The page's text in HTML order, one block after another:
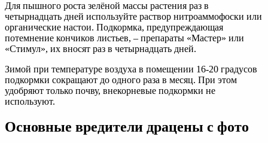
Для пышного роста зелёной массы растения раз в
четырнадцать дней используйте раствор нитроаммофоски или
органические настои. Подкормка, предупреждающая
потемнение кончиков листьев, – препараты «Мастер» или
«Стимул», их вносят раз в четырнадцать дней.
Зимой при температуре воздуха в помещении 16-20 градусов
подкормки сокращают до одного раза в месяц. При этом
удобряют только почву, внекорневые подкормки не
используют.
Основные вредители драцены с фото